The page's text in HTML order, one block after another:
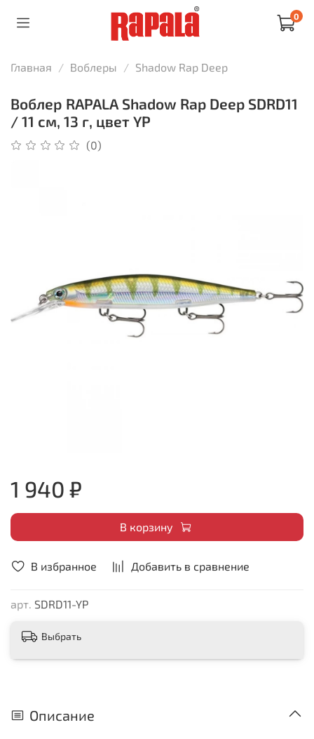
0
Главная Воблеры Shadow Rap Deep
Воблер RAPALA Shadow Rap Deep SDRD11
/ 11 см, 13 г, цвет YP
(0)
В избранное Добавить в сравнение
арт. SDRD11-YP
1 940 ₽
В корзину
Выбрать
Описание